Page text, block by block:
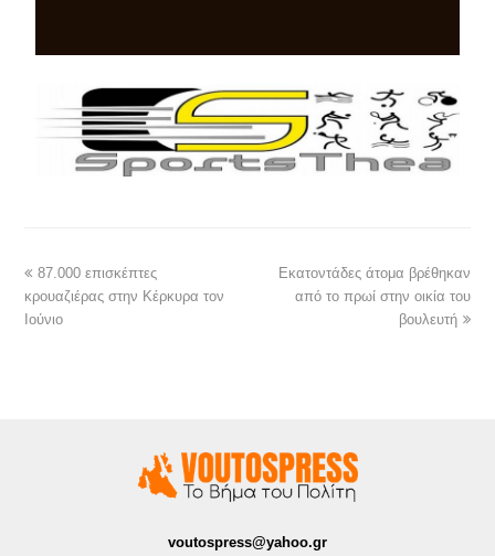
87.000 επισκέπτες
κρουαζιέρας στην Κέρκυρα τον
Ιούνιο
Εκατοντάδες άτομα βρέθηκαν
από το πρωί στην οικία του
βουλευτή
voutospress@yahoo.gr